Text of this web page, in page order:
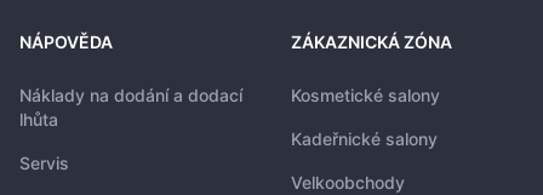
NÁPOVĚDA
Náklady na dodání a dodací
lhůta
Servis
ZÁKAZNICKÁ ZÓNA
Kosmetické salony
Kadeřnické salony
Velkoobchody